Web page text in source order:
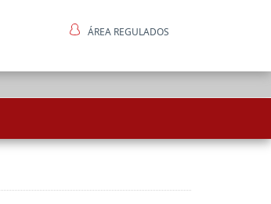
ÁREA REGULADOS